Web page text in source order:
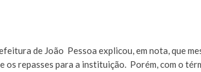
de João Pessoa explicou, em nota, que
os repasses para a instituição. Porém, com o